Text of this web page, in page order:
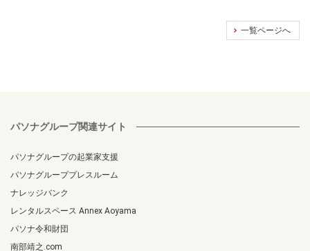
一覧ページへ
パソナグループ関連サイト
パソナグループの起業家支援
パソナグループプレスルーム
ナレッジバンク
レンタルスペース Annex Aoyama
パソナ令和財団
南部靖之.com